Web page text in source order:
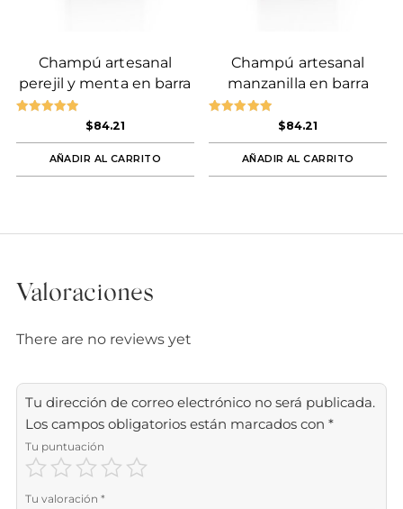
Champú artesanal
perejil y menta en barra
de 5
$84.21
AÑADIR AL CARRITO
Champú artesanal
manzanilla en barra
de 5
$84.21
AÑADIR AL CARRITO
Valoraciones
There are no reviews yet
Tu dirección de correo electrónico no será publicada.
Los campos obligatorios están marcados con *
Tu puntuación
Tu valoración *